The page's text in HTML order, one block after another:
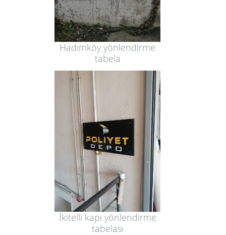
Hadımköy yönlendirme
tabela
İkitelli kapı yönlendirme
tabelası